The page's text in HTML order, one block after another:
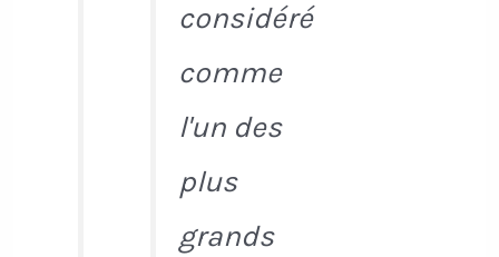
considéré
comme
l'un des
plus
grands